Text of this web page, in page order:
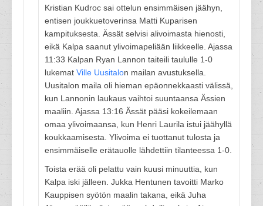
Kristian Kudroc sai ottelun ensimmäisen jäähyn,
entisen joukkuetoverinsa Matti Kuparisen
kampituksesta. Ässät selvisi alivoimasta hienosti,
eikä Kalpa saanut ylivoimapeliään liikkeelle. Ajassa
11:33 Kalpan Ryan Lannon taiteili taululle 1-0
lukemat Ville Uusitalon mailan avustuksella.
Uusitalon maila oli hieman epäonnekkaasti välissä,
kun Lannonin laukaus vaihtoi suuntaansa Ässien
maaliin. Ajassa 13:16 Ässät pääsi kokeilemaan
omaa ylivoimaansa, kun Henri Laurila istui jäähyllä
koukkaamisesta. Ylivoima ei tuottanut tulosta ja
ensimmäiselle erätauolle lähdettiin tilanteessa 1-0.
Toista erää oli pelattu vain kuusi minuuttia, kun
Kalpa iski jälleen. Jukka Hentunen tavoitti Marko
Kauppisen syötön maalin takana, eikä Juha